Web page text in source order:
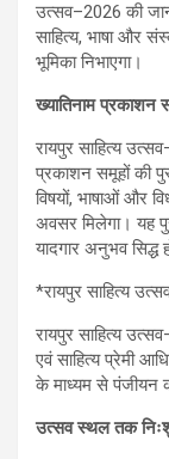
उत्सव–2026 की
साहित्य, भाषा और
भूमिका निभाएगा।
ख्यातिनाम प्रकाशन
रायपुर साहित्य
प्रकाशन समूहों की
विषयों, भाषाओं और
अवसर मिलेगा। यह
यादगार अनुभव सिद्ध
*रायपुर साहित्य
रायपुर साहित्य
एवं साहित्य प्रेमी
के माध्यम से
उत्सव स्थल तक